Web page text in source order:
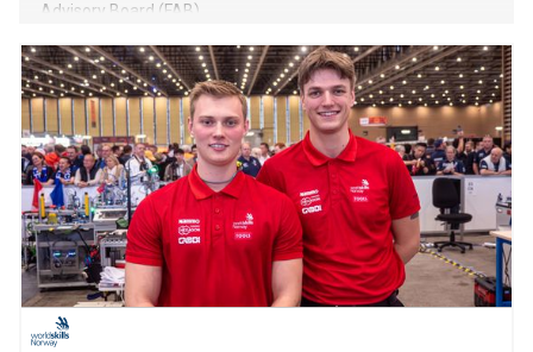
Advisory Board (FAB).